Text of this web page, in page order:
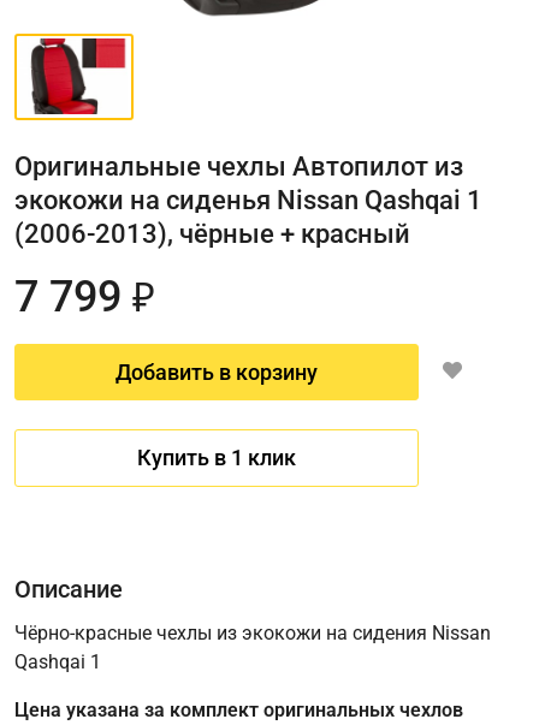
Оригинальные чехлы Автопилот из
экокожи на сиденья Nissan Qashqai 1
(2006-2013), чёрные + красный
7 799 ₽
Добавить в корзину
Купить в 1 клик
Имя
Описание
Чёрно-красные чехлы из экокожи на сидения Nissan
Qashqai 1
Цена указана за комплект оригинальных чехлов